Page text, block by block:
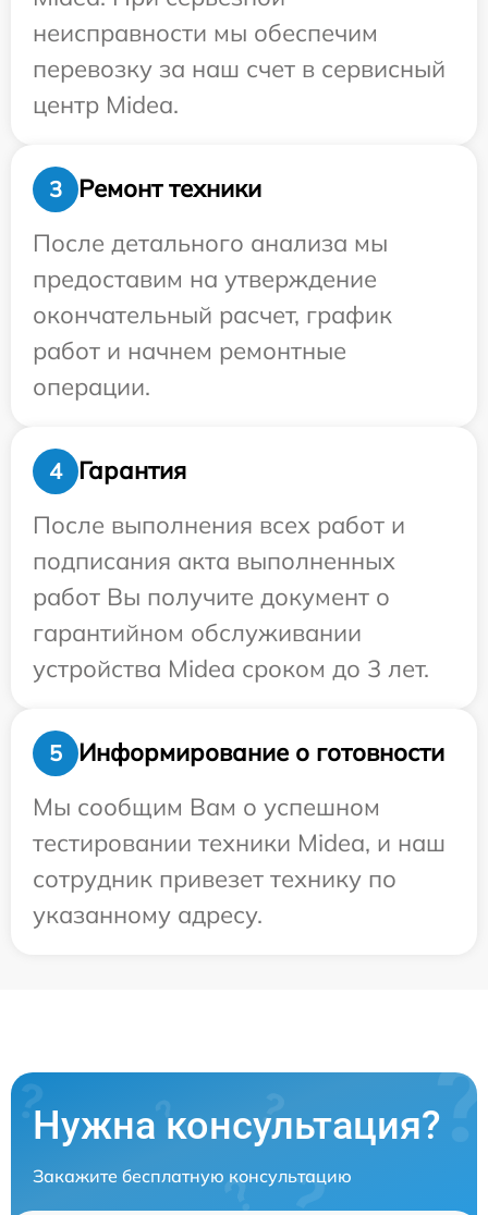
неисправности мы обеспечим
перевозку за наш счет в сервисный
центр Midea.
3
Ремонт техники
После детального анализа мы
предоставим на утверждение
окончательный расчет, график
работ и начнем ремонтные
операции.
4
Гарантия
После выполнения всех работ и
подписания акта выполненных
работ Вы получите документ о
гарантийном обслуживании
устройства Midea сроком до 3 лет.
5
Информирование о готовности
Мы сообщим Вам о успешном
тестировании техники Midea, и наш
сотрудник привезет технику по
указанному адресу.
Нужна консультация?
Закажите бесплатную консультацию